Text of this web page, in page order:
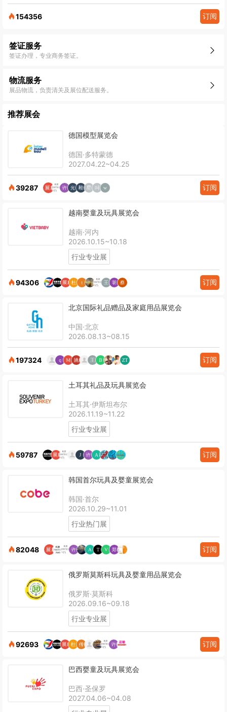
154356 订阅
签证服务
签证办理，专业商务签证。
物流服务
展品物流，负责清关及展位配送服务。
推荐展会
德国模型展览会
德国·多特蒙德
2027.04.22~04.25
39287 订阅
越南婴童及玩具展览会
越南·河内
2026.10.15~10.18
行业专业展
94306 订阅
北京国际礼品赠品及家庭用品展览会
中国·北京
2026.08.13~08.15
197324 订阅
土耳其礼品及玩具展览会
土耳其·伊斯坦布尔
2026.11.19~11.22
行业专业展
59787 订阅
韩国首尔玩具及婴童展览会
韩国·首尔
2026.10.29~11.01
行业热门展
82048 订阅
俄罗斯莫斯科玩具及婴童用品展览会
俄罗斯·莫斯科
2026.09.16~09.18
行业专业展
92693 订阅
巴西婴童及玩具展览会
巴西·圣保罗
2027.04.06~04.08